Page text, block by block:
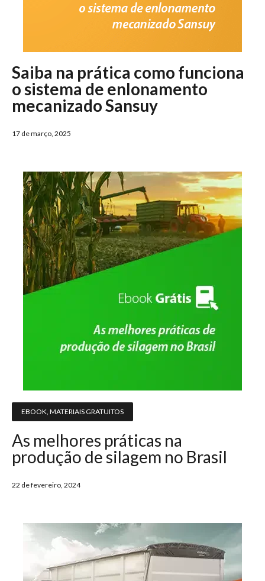
Saiba na prática como funciona
o sistema de enlonamento
mecanizado Sansuy
17 de março, 2025
EBOOK, MATERIAIS GRATUITOS
As melhores práticas na
produção de silagem no Brasil
22 de fevereiro, 2024